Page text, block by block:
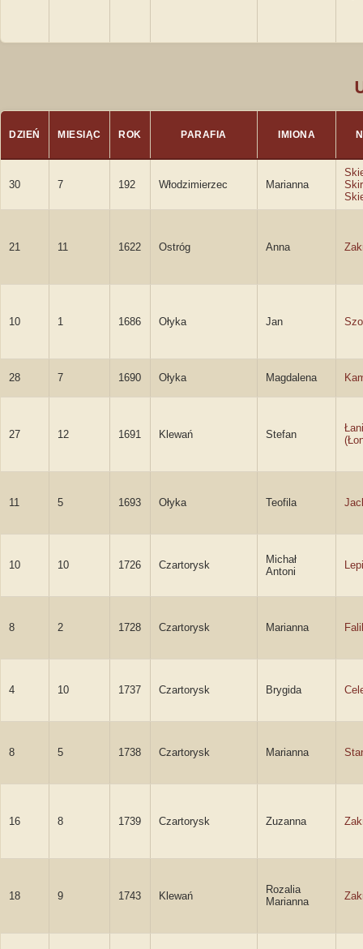
DZIEŃ MIESIĄC ROK PARAFIA IMIONA
30 7 192 Włodzimierzec Marianna
21 11 1622 Ostróg Anna
10 1 1686 Ołyka Jan
28 7 1690 Ołyka Magdalena
27 12 1691 Klewań Stefan
11 5 1693 Ołyka Teofila
10 10 1726 Czartorysk
Michał
Antoni
8 2 1728 Czartorysk Marianna
4 10 1737 Czartorysk Brygida
8 5 1738 Czartorysk Marianna
16 8 1739 Czartorysk Zuzanna
18 9 1743 Klewań
Rozalia
Marianna